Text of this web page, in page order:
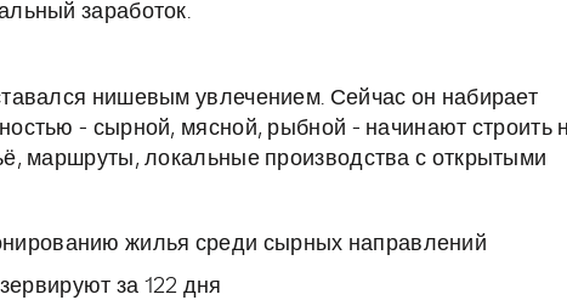
заработок.
нишевым увлечением. Сейчас он набирает
- сырной, мясной, рыбной - начинают строить
маршруты, локальные производства с открытыми
жилья среди сырных направлений
за 122 дня